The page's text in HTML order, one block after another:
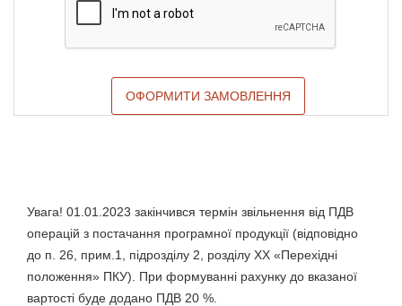
ОФОРМИТИ ЗАМОВЛЕННЯ
Увага! 01.01.2023 закінчився термін звільнення від ПДВ
операцій з постачання програмної продукції (відповідно
до п. 26, прим.1, підрозділу 2, розділу ХХ «Перехідні
положення» ПКУ). При формуванні рахунку до вказаної
вартості буде додано ПДВ 20 %.